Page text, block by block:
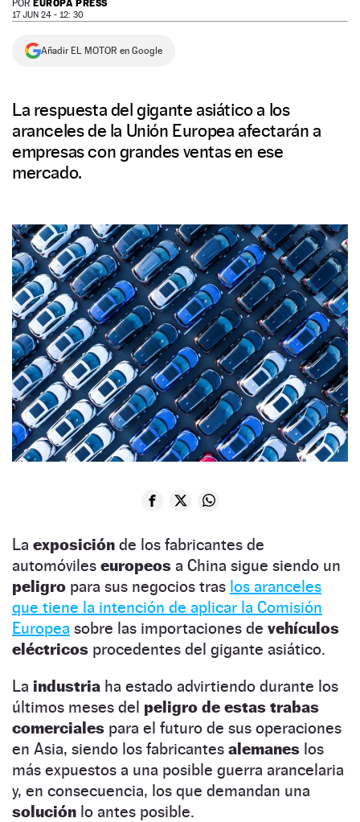
NEWSLETTER
POR EUROPA PRESS
17 JUN 24 - 12: 30
Añadir EL MOTOR en Google
La respuesta del gigante asiático a los
aranceles de la Unión Europea afectarán a
empresas con grandes ventas en ese
mercado.
La exposición de los fabricantes de
automóviles europeos a China sigue siendo un
peligro para sus negocios tras los aranceles
que tiene la intención de aplicar la Comisión
Europea sobre las importaciones de vehículos
eléctricos procedentes del gigante asiático.
La industria ha estado advirtiendo durante los
últimos meses del peligro de estas trabas
comerciales para el futuro de sus operaciones
en Asia, siendo los fabricantes alemanes los
más expuestos a una posible guerra arancelaria
y, en consecuencia, los que demandan una
solución lo antes posible.